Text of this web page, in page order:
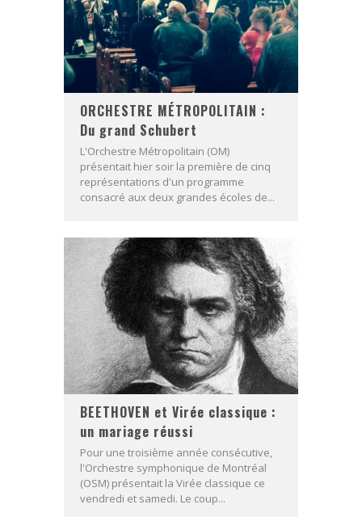
ORCHESTRE MÉTROPOLITAIN :
Du grand Schubert
L'Orchestre Métropolitain (OM)
présentait hier soir la première de cinq
représentations d'un programme
consacré aux deux grandes écoles de...
BEETHOVEN et Virée classique :
un mariage réussi
Pour une troisième année consécutive,
l'Orchestre symphonique de Montréal
(OSM) présentait la Virée classique ce
vendredi et samedi. Le coup...